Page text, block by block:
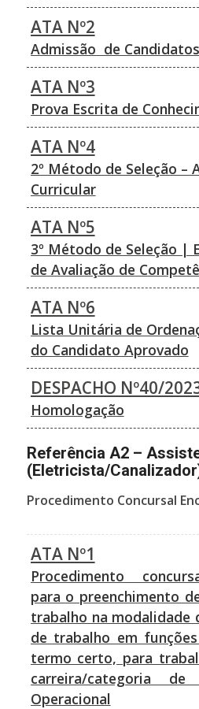
ATA Nº2
Admissão de Candidatos
ATA Nº3
Prova Escrita de
ATA Nº4
2º Método de Seleção –
Curricular
ATA Nº5
3º Método de Seleção |
de Avaliação de
ATA Nº6
Lista Unitária de
do Candidato Aprovado
DESPACHO Nº40/
Homologação
Referência A2 –
(Eletricista/
Procedimento Concursal
ATA Nº1
Procedimento
para o preenchimento
trabalho na modalidade
de trabalho em
termo certo, para
carreira/categoria de
Operacional